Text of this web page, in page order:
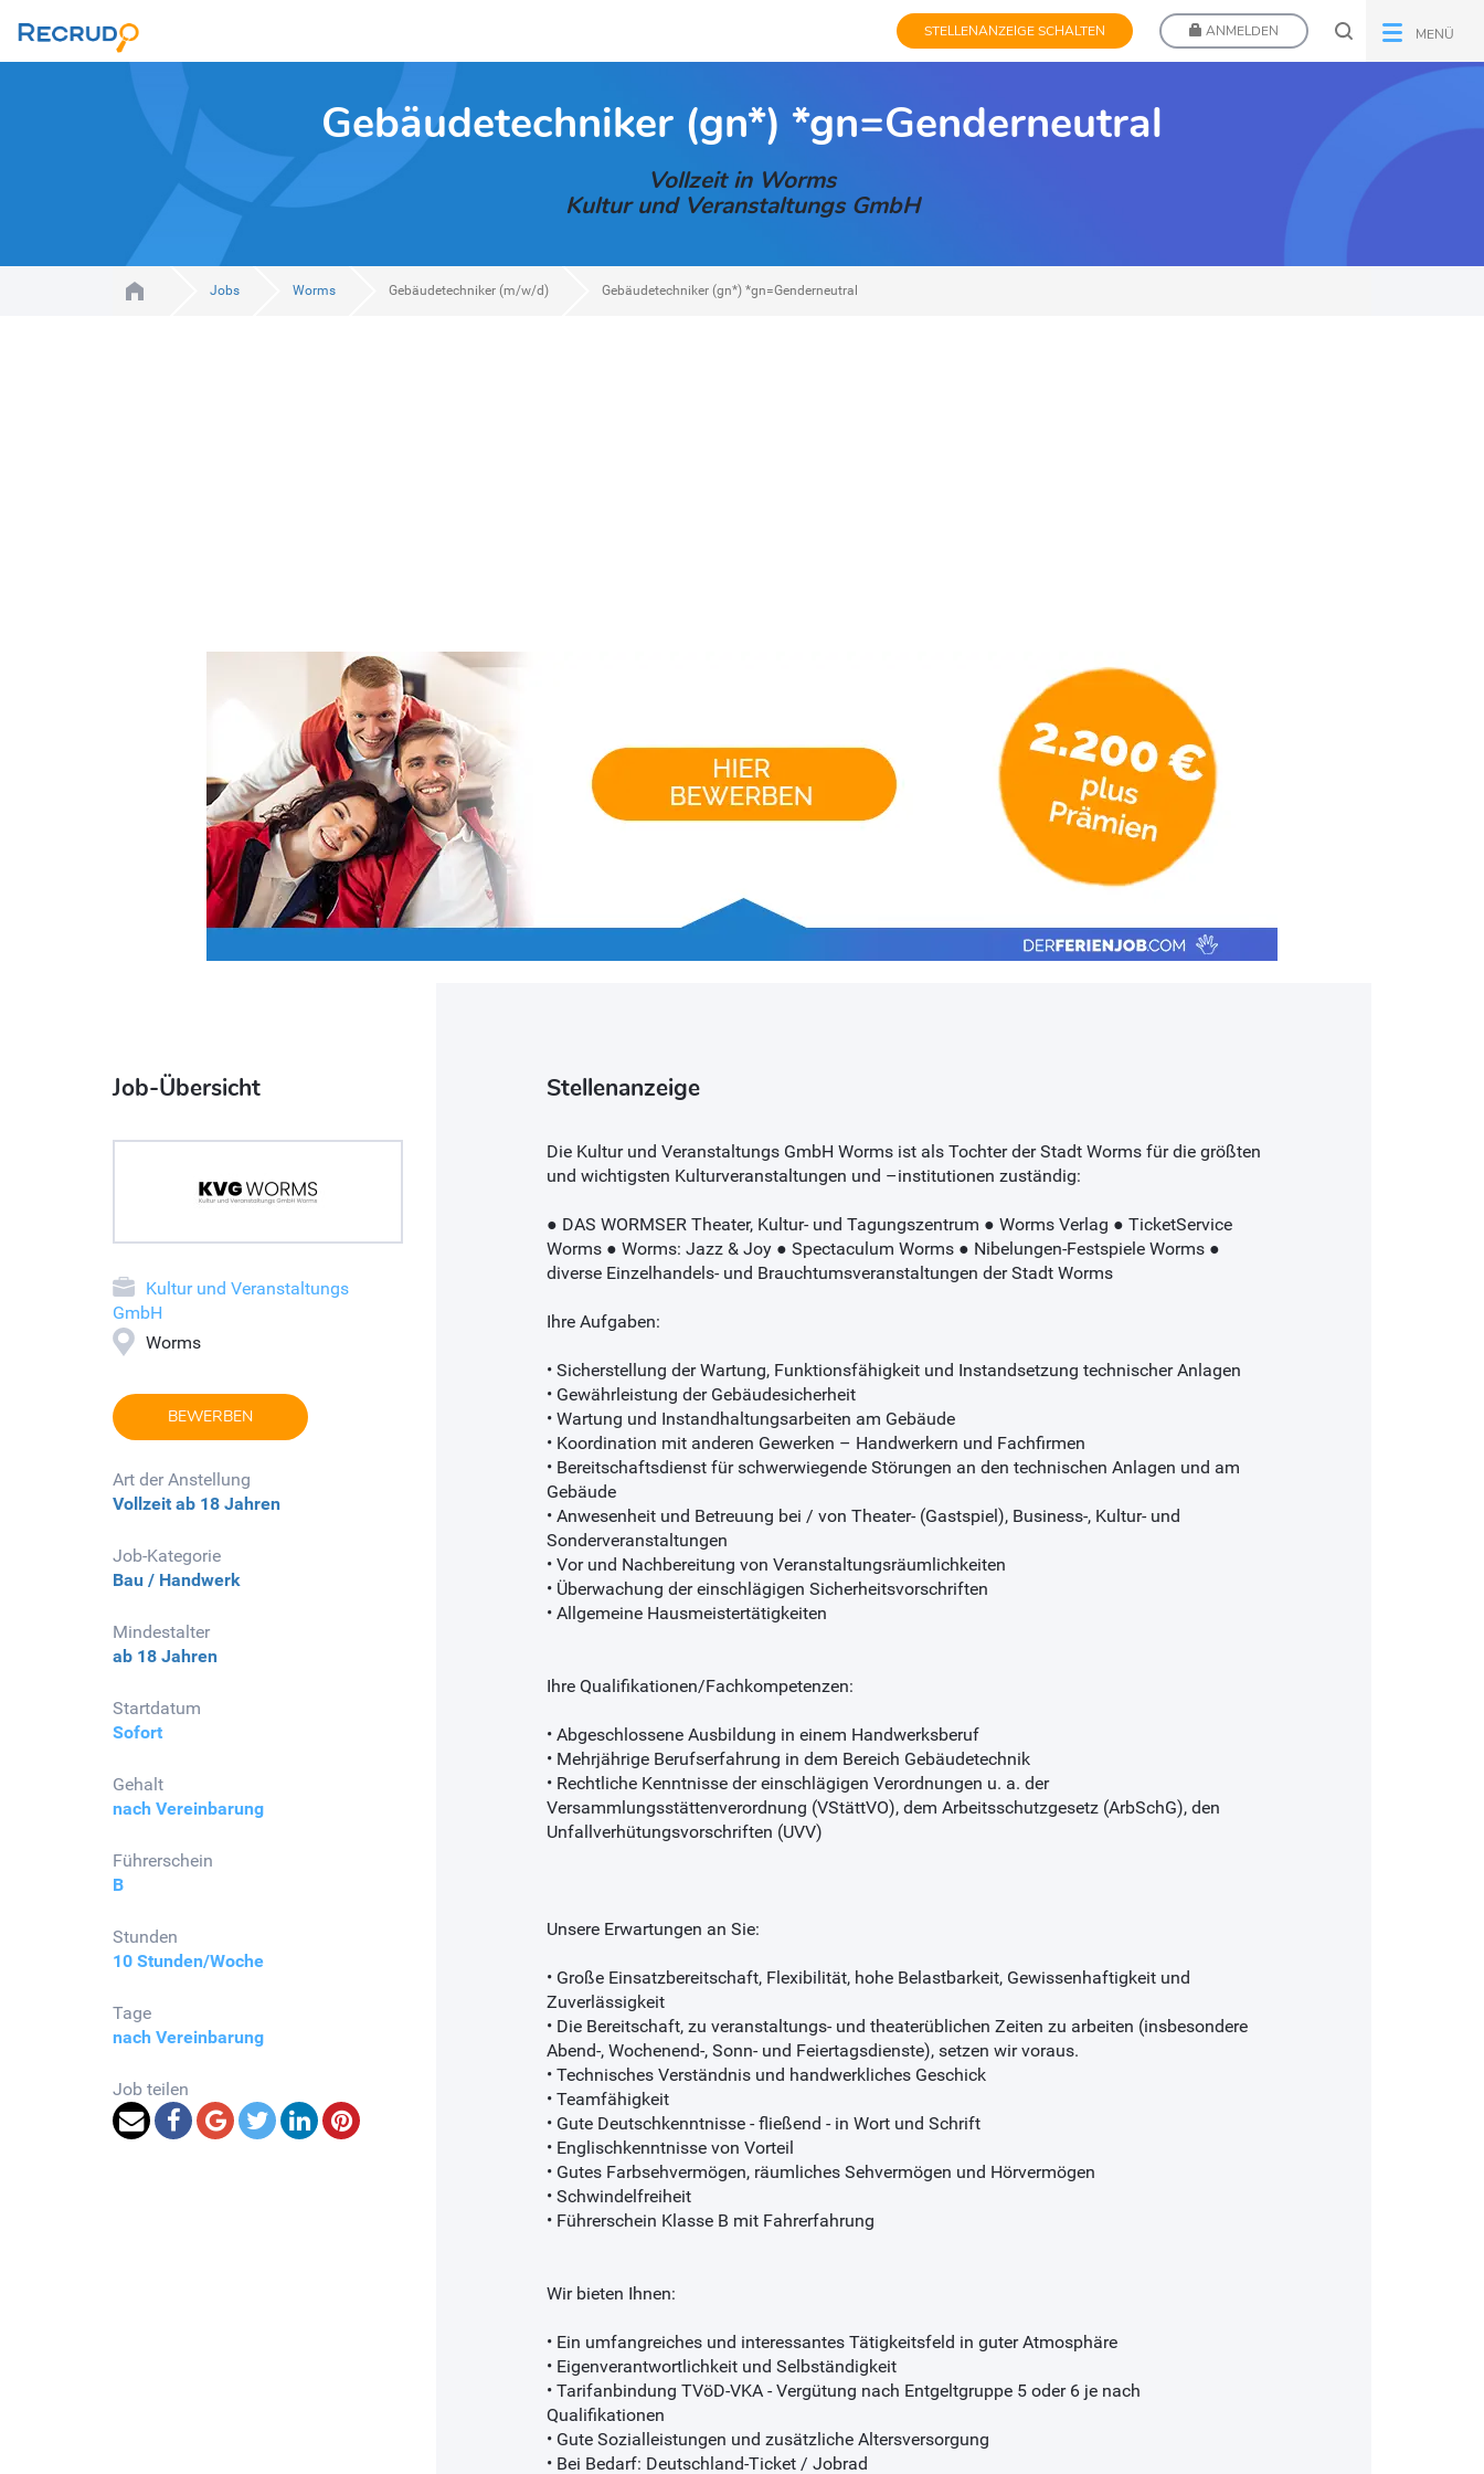
STELLENANZEIGE SCHALTEN ANMELDEN MENÜ
Gebäudetechniker (gn*) *gn=Genderneutral
Vollzeit in Worms
Kultur und Veranstaltungs GmbH
Jobs Worms Gebäudetechniker (m/w/d) Gebäudetechniker (gn*) *gn=Genderneutral
Job-Übersicht
Kultur und Veranstaltungs
GmbH
Worms
BEWERBEN
Art der Anstellung
Vollzeit ab 18 Jahren
Job-Kategorie
Bau / Handwerk
Mindestalter
ab 18 Jahren
Startdatum
Sofort
Gehalt
nach Vereinbarung
Führerschein
B
Stunden
10 Stunden/Woche
Tage
nach Vereinbarung
Job teilen
Stellenanzeige
Die Kultur und Veranstaltungs GmbH Worms ist als Tochter der Stadt Worms für die größten
und wichtigsten Kulturveranstaltungen und –institutionen zuständig:
● DAS WORMSER Theater, Kultur- und Tagungszentrum ● Worms Verlag ● TicketService
Worms ● Worms: Jazz & Joy ● Spectaculum Worms ● Nibelungen-Festspiele Worms ●
diverse Einzelhandels- und Brauchtumsveranstaltungen der Stadt Worms
Ihre Aufgaben:
• Sicherstellung der Wartung, Funktionsfähigkeit und Instandsetzung technischer Anlagen
• Gewährleistung der Gebäudesicherheit
• Wartung und Instandhaltungsarbeiten am Gebäude
• Koordination mit anderen Gewerken – Handwerkern und Fachfirmen
• Bereitschaftsdienst für schwerwiegende Störungen an den technischen Anlagen und am
Gebäude
• Anwesenheit und Betreuung bei / von Theater- (Gastspiel), Business-, Kultur- und
Sonderveranstaltungen
• Vor und Nachbereitung von Veranstaltungsräumlichkeiten
• Überwachung der einschlägigen Sicherheitsvorschriften
• Allgemeine Hausmeistertätigkeiten
Ihre Qualifikationen/Fachkompetenzen:
• Abgeschlossene Ausbildung in einem Handwerksberuf
• Mehrjährige Berufserfahrung in dem Bereich Gebäudetechnik
• Rechtliche Kenntnisse der einschlägigen Verordnungen u. a. der
Versammlungsstättenverordnung (VStättVO), dem Arbeitsschutzgesetz (ArbSchG), den
Unfallverhütungsvorschriften (UVV)
Unsere Erwartungen an Sie:
• Große Einsatzbereitschaft, Flexibilität, hohe Belastbarkeit, Gewissenhaftigkeit und
Zuverlässigkeit
• Die Bereitschaft, zu veranstaltungs- und theaterüblichen Zeiten zu arbeiten (insbesondere
Abend-, Wochenend-, Sonn- und Feiertagsdienste), setzen wir voraus.
• Technisches Verständnis und handwerkliches Geschick
• Teamfähigkeit
• Gute Deutschkenntnisse - fließend - in Wort und Schrift
• Englischkenntnisse von Vorteil
• Gutes Farbsehvermögen, räumliches Sehvermögen und Hörvermögen
• Schwindelfreiheit
• Führerschein Klasse B mit Fahrerfahrung
Wir bieten Ihnen:
• Ein umfangreiches und interessantes Tätigkeitsfeld in guter Atmosphäre
• Eigenverantwortlichkeit und Selbständigkeit
• Tarifanbindung TVöD-VKA - Vergütung nach Entgeltgruppe 5 oder 6 je nach
Qualifikationen
• Gute Sozialleistungen und zusätzliche Altersversorgung
• Bei Bedarf: Deutschland-Ticket / Jobrad